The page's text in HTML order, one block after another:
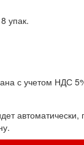
упак.
с учетом НДС